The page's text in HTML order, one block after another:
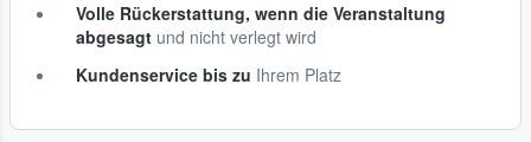
Volle Rückerstattung, wenn die Veranstaltung
abgesagt und nicht verlegt wird
Kundenservice bis zu Ihrem Platz